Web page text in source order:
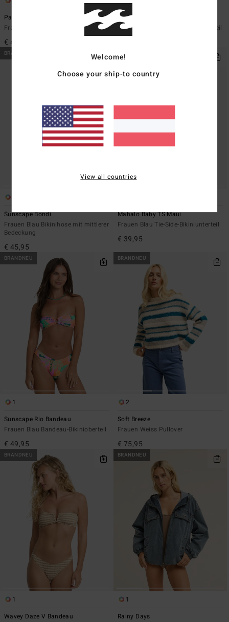
Paradise
Frauen Schwarz Ärmelloses Kleid
€ 49,95
Sunscape Low Tide
Frauen Blau Knappes Bikiniunterteil
BRANDNEU
Sunscape Bondi
Frauen Blau Bikinihose mit mittlerer
Bedeckung
€ 45,95
BRANDNEU
Mahalo Baby TS Maui
Frauen Blau Tie-Side-Bikiniunterteil
€ 39,95
BRANDNEU
1
Sunscape Rio Bandeau
Frauen Blau Bandeau-Bikinioberteil
€ 49,95
BRANDNEU
2
Soft Breeze
Frauen Weiss Pullover
€ 75,95
BRANDNEU
1
Wavey Daze V Bandeau
BRANDNEU
1
Rainy Days
Welcome!
Choose your ship-to country
View all countries